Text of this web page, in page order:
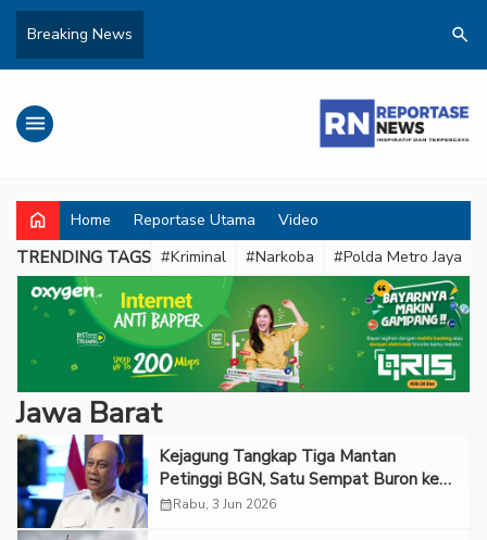
Breaking News search
menu
home Home Reportase Utama Video
TRENDING TAGS #Kriminal #Narkoba #Polda Metro Jaya
Jawa Barat
Kejagung Tangkap Tiga Mantan
Petinggi BGN, Satu Sempat Buron ke
Jawa Barat
calendar_monthRabu, 3 Jun 2026